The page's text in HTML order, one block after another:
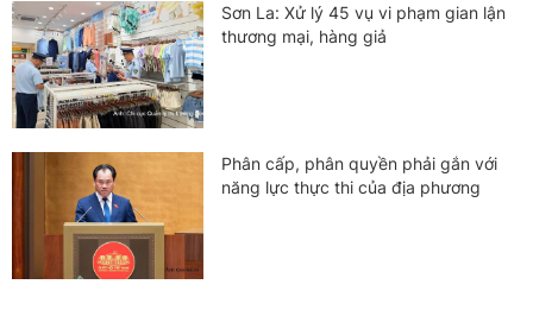
Sơn La: Xử lý 45 vụ vi phạm gian lận
thương mại, hàng giả
Phân cấp, phân quyền phải gắn với
năng lực thực thi của địa phương